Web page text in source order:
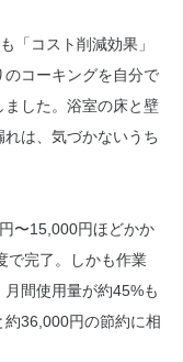
「コスト削減効果」
コーキングを自分で
した。浴室の床と壁
は、気づかないうち
〜15,000円ほどかか
で完了。しかも作業
間使用量が約45%も
36,000円の節約に相